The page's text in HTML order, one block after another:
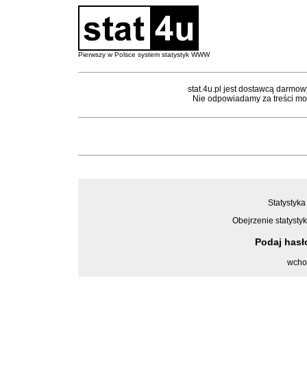
Pierwszy w Polsce system statystyk WWW
stat.4u.pl jest dostawcą
Nie odpowiadamy za treści
Obejrzenie
Podaj